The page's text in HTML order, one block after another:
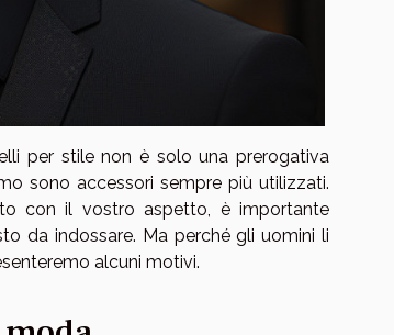
per stile non è solo una prerogativa
sono accessori sempre più utilizzati.
con il vostro aspetto, è importante
da indossare. Ma perché gli uomini li
alcuni motivi.